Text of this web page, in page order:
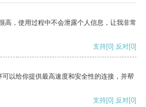
高，使用过程中不会泄露个人信息，让我非常
支持[0] 反对[0]
以给你提供最高速度和安全性的连接，并帮
支持[0] 反对[0]